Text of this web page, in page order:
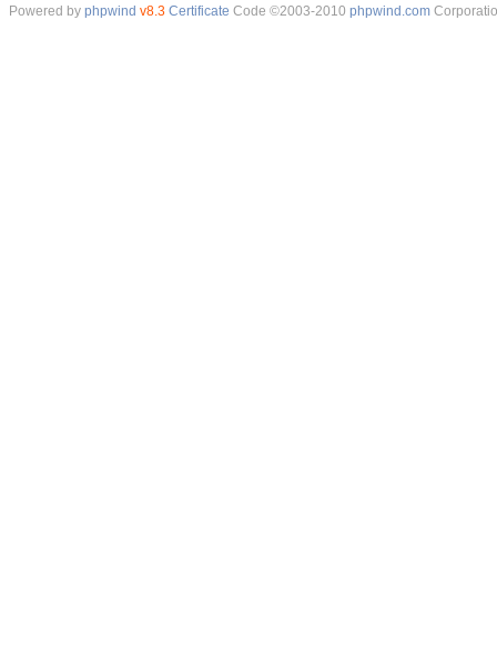
Powered by phpwind v8.3 Certificate Code ©2003-2010 phpwind.com